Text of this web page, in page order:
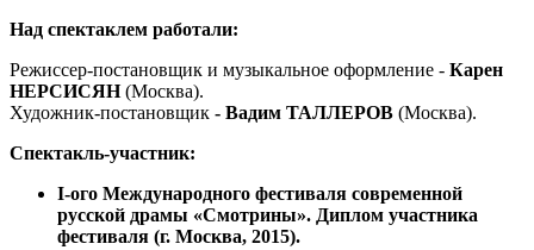
Над спектаклем работали:
Режиссер-постановщик и музыкальное оформление - Карен
НЕРСИСЯН(Москва).
Художник-постановщик - Вадим ТАЛЛЕРОВ (Москва).
Спектакль-участник:
I-ого Международного фестиваля современной
русской драмы «Смотрины». Диплом участника
фестиваля (г. Москва, 2015).